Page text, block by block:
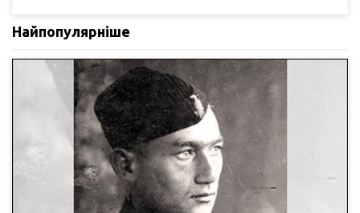
Найпопулярніше